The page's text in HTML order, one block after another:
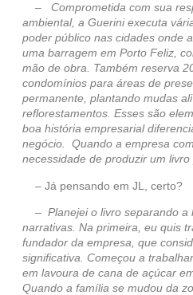
– Comprometida com sua
ambiental, a Guerini executa
poder público nas cidades onde
uma barragem em Porto Feliz,
mão de obra. Também reserva
condomínios para áreas de
permanente, plantando mudas
reflorestamentos. Esses são
boa história empresarial
negócio. Quando a empresa
necessidade de produzir um livro
– Já pensando em JL, certo?
– Planejei o livro separando a
narrativas. Na primeira, eu quis
fundador da empresa, que
significativa. Começou a
em lavoura de cana de açúcar
Quando a família se mudou da